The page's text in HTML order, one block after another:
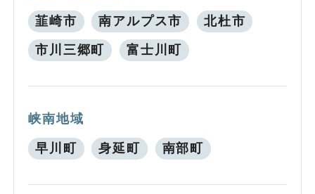
韮崎市 南アルプス市 北杜市
市川三郷町 富士川町
峡南地域
早川町 身延町 南部町